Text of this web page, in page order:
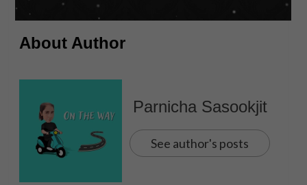
ซบุ๊ก Siam Paragon ตลอดแฟชั่นวีค
About Author
Parnicha Sasookjit
See author's posts